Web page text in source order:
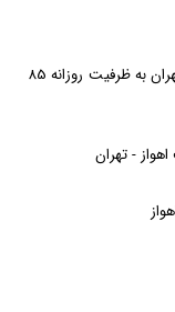
آغاز به كار ساخت پالايشگاه نفت تهران به ظرفيت روزانه 85
- تهران